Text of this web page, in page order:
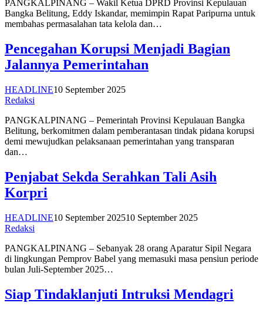
PANGKALPINANG – Wakil Ketua DPRD Provinsi Kepulauan
Bangka Belitung, Eddy Iskandar, memimpin Rapat Paripurna untuk
membahas permasalahan tata kelola dan…
Pencegahan Korupsi Menjadi Bagian
Jalannya Pemerintahan
HEADLINE10 September 2025
Redaksi
PANGKALPINANG – Pemerintah Provinsi Kepulauan Bangka
Belitung, berkomitmen dalam pemberantasan tindak pidana korupsi
demi mewujudkan pelaksanaan pemerintahan yang transparan
dan…
Penjabat Sekda Serahkan Tali Asih
Korpri
HEADLINE10 September 202510 September 2025
Redaksi
PANGKALPINANG – Sebanyak 28 orang Aparatur Sipil Negara
di lingkungan Pemprov Babel yang memasuki masa pensiun periode
bulan Juli-September 2025…
Siap Tindaklanjuti Intruksi Mendagri